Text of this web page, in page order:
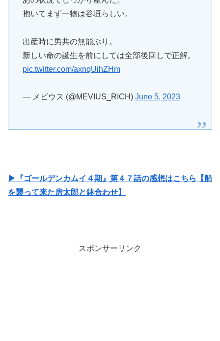
抱いてまず一物は谷垣らしい。
出産時に男共の無能ぶり。
新しい命の誕生を前にしては全部後回しで正解。
pic.twitter.com/axnqUihZHm
— メビウス (@MEVIUS_RICH) June 5, 2023
▶『ゴールデンカムイ４期』第４７話の感想はこちら【船
を襲って来た房太郎と鉢合わせ】
スポンサーリンク